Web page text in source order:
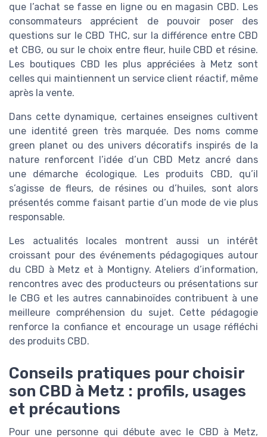
que l’achat se fasse en ligne ou en magasin CBD. Les
consommateurs apprécient de pouvoir poser des
questions sur le CBD THC, sur la différence entre CBD
et CBG, ou sur le choix entre fleur, huile CBD et résine.
Les boutiques CBD les plus appréciées à Metz sont
celles qui maintiennent un service client réactif, même
après la vente.
Dans cette dynamique, certaines enseignes cultivent
une identité green très marquée. Des noms comme
green planet ou des univers décoratifs inspirés de la
nature renforcent l’idée d’un CBD Metz ancré dans
une démarche écologique. Les produits CBD, qu’il
s’agisse de fleurs, de résines ou d’huiles, sont alors
présentés comme faisant partie d’un mode de vie plus
responsable.
Les actualités locales montrent aussi un intérêt
croissant pour des événements pédagogiques autour
du CBD à Metz et à Montigny. Ateliers d’information,
rencontres avec des producteurs ou présentations sur
le CBG et les autres cannabinoïdes contribuent à une
meilleure compréhension du sujet. Cette pédagogie
renforce la confiance et encourage un usage réfléchi
des produits CBD.
Conseils pratiques pour choisir
son CBD à Metz : profils, usages
et précautions
Pour une personne qui débute avec le CBD à Metz,